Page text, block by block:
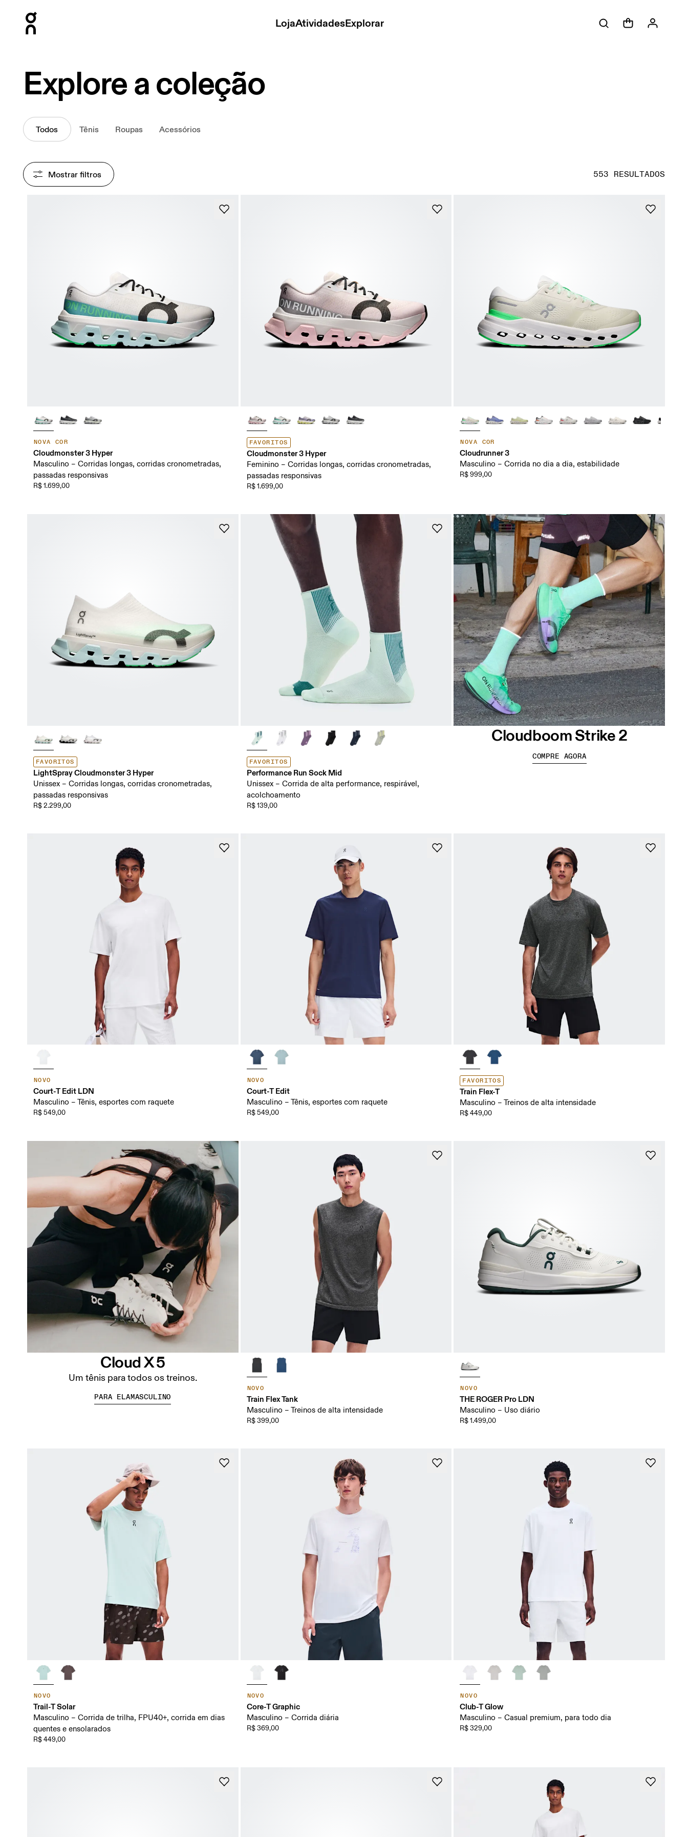
LojaAtividadesExplorar
Explore a coleção
Todos Tênis Roupas Acessórios
553 RESULTADOS
Mostrar filtros
NOVA COR
Cloudmonster 3 Hyper
Masculino – Corridas longas, corridas cronometradas,
passadas responsivas
R$ 1.699,00
FAVORITOS
Cloudmonster 3 Hyper
Feminino – Corridas longas, corridas cronometradas,
passadas responsivas
R$ 1.699,00
NOVA COR
Cloudrunner 3
Masculino – Corrida no dia a dia, estabilidade
R$ 999,00
FAVORITOS
LightSpray Cloudmonster 3 Hyper
Unissex – Corridas longas, corridas cronometradas,
passadas responsivas
R$ 2.299,00
FAVORITOS
Performance Run Sock Mid
Unissex – Corrida de alta performance, respirável,
acolchoamento
R$ 139,00
NOVO
Court-T Edit LDN
Masculino – Tênis, esportes com raquete
R$ 549,00
NOVO
Court-T Edit
Masculino – Tênis, esportes com raquete
R$ 549,00
FAVORITOS
Train Flex-T
Masculino – Treinos de alta intensidade
R$ 449,00
NOVO
Train Flex Tank
Masculino – Treinos de alta intensidade
R$ 399,00
NOVO
THE ROGER Pro LDN
Masculino – Uso diário
R$ 1.499,00
NOVO
Trail-T Solar
Masculino – Corrida de trilha, FPU40+, corrida em dias
quentes e ensolarados
R$ 449,00
NOVO
Core-T Graphic
Masculino – Corrida diária
R$ 369,00
NOVO
Club-T Glow
Masculino – Casual premium, para todo dia
R$ 329,00
Cloudboom Strike 2
COMPRE AGORA
Cloud X 5
Um tênis para todos os treinos.
PARA ELAMASCULINO